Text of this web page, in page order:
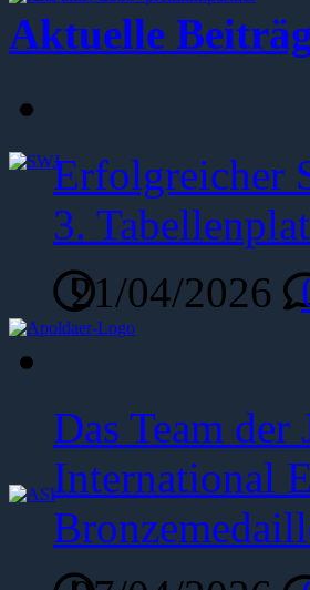
Aktuelle
Erfolgreicher
3.
21/04/2026
Das Team der
International